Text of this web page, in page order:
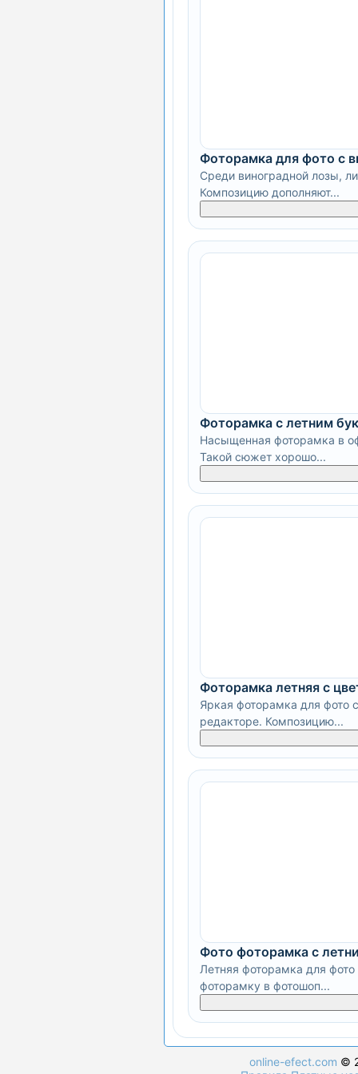
Фоторамка для фото с
Среди виноградной лозы,
Композицию дополняют...
Фоторамка с летним
Насыщенная фоторамка в
Такой сюжет хорошо...
Фоторамка летняя с
Яркая фоторамка для фото
редакторе. Композицию...
Фото фоторамка с
Летняя фоторамка для
фоторамку в фотошоп...
online-efect.com ©